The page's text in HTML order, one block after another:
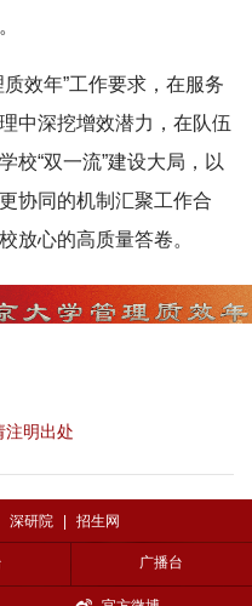
效年”工作要求，在服务
中深挖增效潜力，在队伍
校“双一流”建设大局，以
协同的机制汇聚工作合
放心的高质量答卷。
注明出处
深研院 | 招生网
广播台